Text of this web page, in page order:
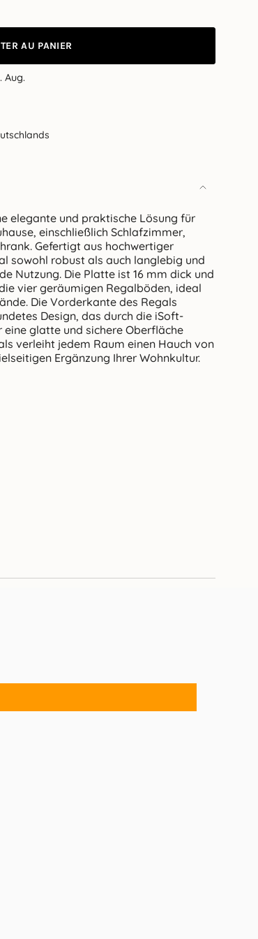
AU PANIER
Aug.
elegante und praktische Lösung für
einschließlich Schlafzimmer,
Gefertigt aus hochwertiger
sowohl robust als auch langlebig und
Nutzung. Die Platte ist 16 mm dick und
vier geräumigen Regalböden, ideal
Die Vorderkante des Regals
Design, das durch die iSoft-
glatte und sichere Oberfläche
verleiht jedem Raum einen Hauch von
Ergänzung Ihrer Wohnkultur.